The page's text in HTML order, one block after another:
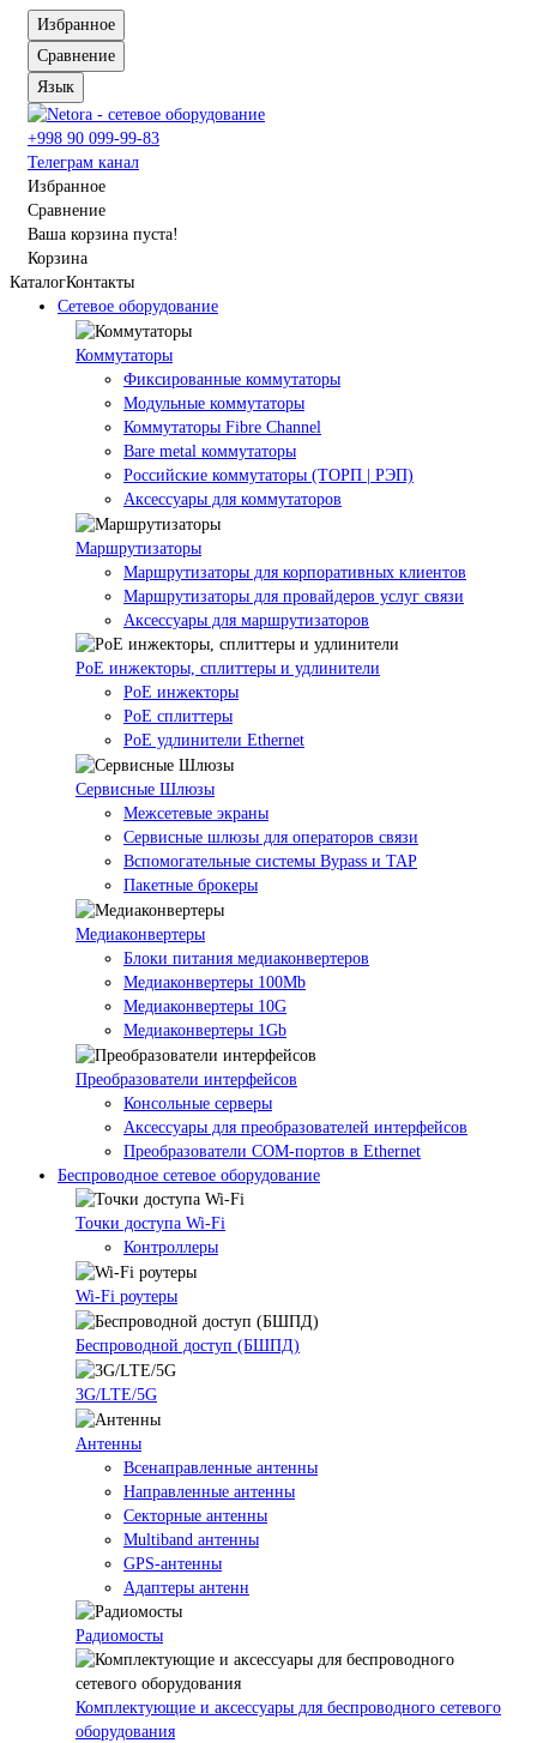
Избранное
Сравнение
Язык
+998 90 099-99-83
Телеграм канал
Избранное
Сравнение
Ваша корзина пуста!
Корзина
КаталогКонтакты
Сетевое оборудование
Коммутаторы
Фиксированные коммутаторы
Модульные коммутаторы
Коммутаторы Fibre Channel
Bare metal коммутаторы
Российские коммутаторы (ТОРП | РЭП)
Аксессуары для коммутаторов
Маршрутизаторы
Маршрутизаторы для корпоративных клиентов
Маршрутизаторы для провайдеров услуг связи
Аксессуары для маршрутизаторов
PoE инжекторы, сплиттеры и удлинители
PoE инжекторы
PoE сплиттеры
PoE удлинители Ethernet
Сервисные Шлюзы
Межсетевые экраны
Сервисные шлюзы для операторов связи
Вспомогательные системы Bypass и TAP
Пакетные брокеры
Медиаконвертеры
Блоки питания медиаконвертеров
Медиаконвертеры 100Mb
Медиаконвертеры 10G
Медиаконвертеры 1Gb
Преобразователи интерфейсов
Консольные серверы
Аксессуары для преобразователей интерфейсов
Преобразователи COM-портов в Ethernet
Беспроводное сетевое оборудование
Точки доступа Wi-Fi
Контроллеры
Wi-Fi роутеры
Беспроводной доступ (БШПД)
3G/LTE/5G
Антенны
Всенаправленные антенны
Направленные антенны
Секторные антенны
Multiband антенны
GPS-антенны
Адаптеры антенн
Радиомосты
Комплектующие и аксессуары для беспроводного сетевого
оборудования